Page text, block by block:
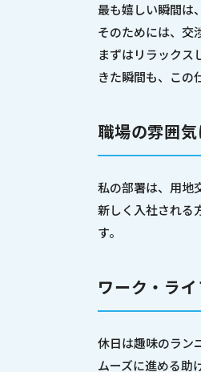
最も嬉しい瞬間は
そのためには、交
まずはリラックス
きた瞬間も、この
職場の雰囲気
私の部署は、用地
新しく入社される
す。
ワーク・ラ
休日は趣味のラン
ムーズに進める助